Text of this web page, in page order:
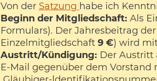
Von der Satzung habe ich
Beginn der Mitgliedschaft: Als
Formulars). Der Jahresbeitrag
Einzelmitgliedschaft 9 €) wird
Austritt/Kündigung: Der Austritt
E-Mail gegenüber dem